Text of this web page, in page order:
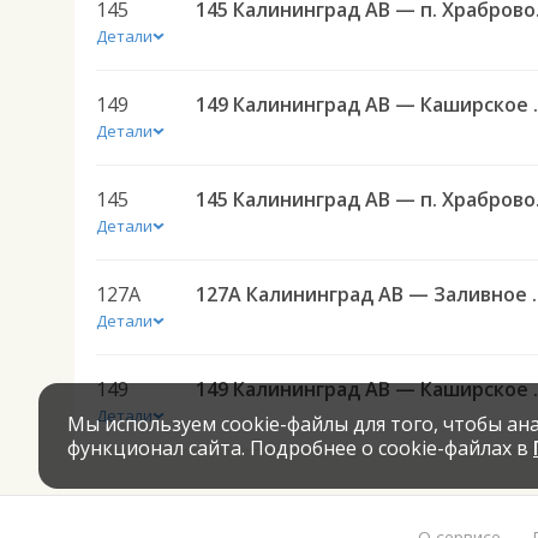
145
Детали
145
149
Детали
149
145
Детали
145
127А
Детали
127А
149
Детали
149
Мы используем cookie-файлы для того, чтобы
функционал сайта. Подробнее о cookie-файлах в